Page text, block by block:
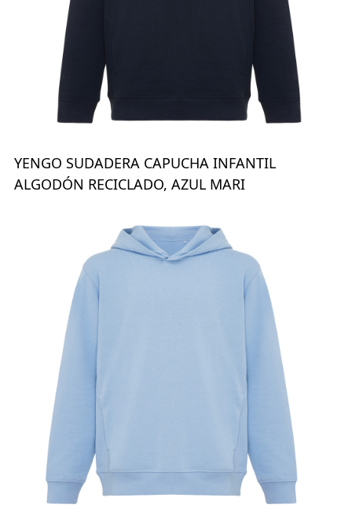
YENGO SUDADERA CAPUCHA INFANTIL
ALGODÓN RECICLADO, AZUL MARI